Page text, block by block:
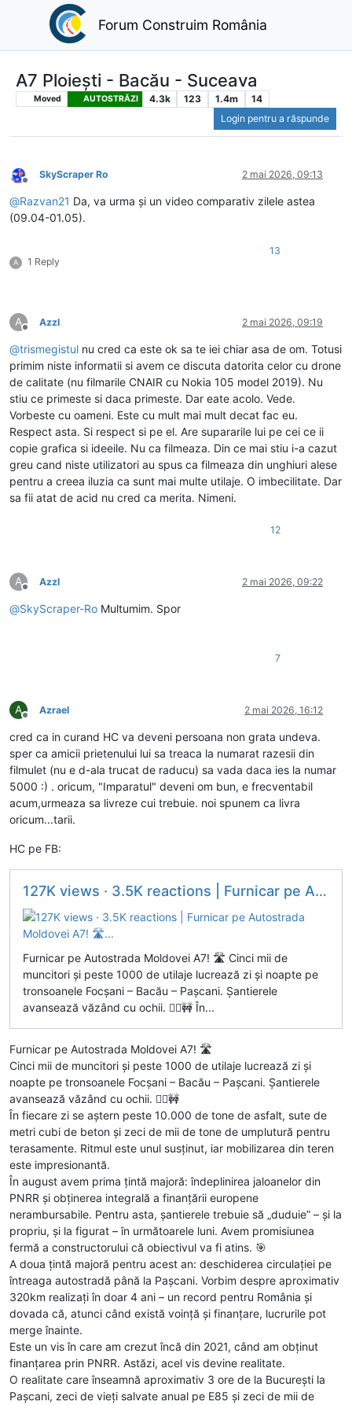
Forum Construim România
A7 Ploiești - Bacău - Suceava
Moved AUTOSTRĂZI 4.3k 123 1.4m
14
Login pentru a răspunde
Deconectat
SkyScraper Ro 2 mai 2026, 09:13
@Razvan21 Da, va urma și un video comparativ zilele astea
(09.04-01.05).
A 1 Reply
13
A
Deconectat
Azzl 2 mai 2026, 09:19
@trismegistul nu cred ca este ok sa te iei chiar asa de om. Totusi
primim niste informatii si avem ce discuta datorita celor cu drone
de calitate (nu filmarile CNAIR cu Nokia 105 model 2019). Nu
stiu ce primeste si daca primeste. Dar eate acolo. Vede.
Vorbeste cu oameni. Este cu mult mai mult decat fac eu.
Respect asta. Si respect si pe el. Are supararile lui pe cei ce ii
copie grafica si ideeile. Nu ca filmeaza. Din ce mai stiu i-a cazut
greu cand niste utilizatori au spus ca filmeaza din unghiuri alese
pentru a creea iluzia ca sunt mai multe utilaje. O imbecilitate. Dar
sa fii atat de acid nu cred ca merita. Nimeni.
12
A
Deconectat
Azzl 2 mai 2026, 09:22
@SkyScraper-Ro Multumim. Spor
7
A
Deconectat
Azrael 2 mai 2026, 16:12
cred ca in curand HC va deveni persoana non grata undeva.
sper ca amicii prietenului lui sa treaca la numarat razesii din
filmulet (nu e d-ala trucat de raducu) sa vada daca ies la numar
5000 :) . oricum, "Imparatul" deveni om bun, e frecventabil
acum,urmeaza sa livreze cui trebuie. noi spunem ca livra
oricum...tarii.
HC pe FB:
127K views · 3.5K reactions | Furnicar pe Autostrada Moldovei A7! 🛣️...
Furnicar pe Autostrada Moldovei A7! 🛣️ Cinci mii de
muncitori și peste 1000 de utilaje lucrează zi și noapte pe
tronsoanele Focșani – Bacău – Pașcani. Șantierele
avansează văzând cu ochii. 👷‍♂️🚧 În...
Furnicar pe Autostrada Moldovei A7! 🛣️
Cinci mii de muncitori și peste 1000 de utilaje lucrează zi și
noapte pe tronsoanele Focșani – Bacău – Pașcani. Șantierele
avansează văzând cu ochii. 👷‍♂️🚧
În fiecare zi se aștern peste 10.000 de tone de asfalt, sute de
metri cubi de beton și zeci de mii de tone de umplutură pentru
terasamente. Ritmul este unul susținut, iar mobilizarea din teren
este impresionantă.
În august avem prima țintă majoră: îndeplinirea jaloanelor din
PNRR și obținerea integrală a finanțării europene
nerambursabile. Pentru asta, șantierele trebuie să „duduie” – și la
propriu, și la figurat – în următoarele luni. Avem promisiunea
fermă a constructorului că obiectivul va fi atins. 🎯
A doua țintă majoră pentru acest an: deschiderea circulației pe
întreaga autostradă până la Pașcani. Vorbim despre aproximativ
320km realizați în doar 4 ani – un record pentru România și
dovada că, atunci când există voință și finanțare, lucrurile pot
merge înainte.
Este un vis în care am crezut încă din 2021, când am obținut
finanțarea prin PNRR. Astăzi, acel vis devine realitate.
O realitate care înseamnă aproximativ 3 ore de la București la
Pașcani, zeci de vieți salvate anual pe E85 și zeci de mii de